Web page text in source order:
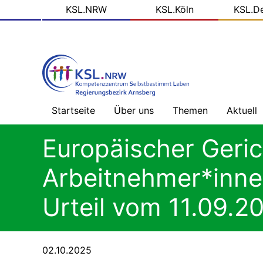
zum
KSLKSL.NRW KSL.Köln
Startseite Über uns
Willkommen
Prinzipien
unserer
Arbeit
Das
wir
Themen
ohne
Barrieren
Mehr
als
Geld
Alles,
Aktuell
-
Blog
der
Soziale
Europäischer
Urteil vom
02.10.2025